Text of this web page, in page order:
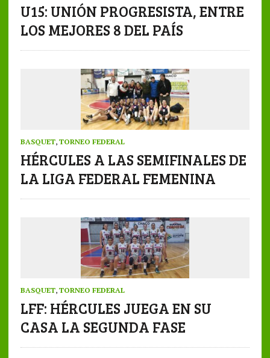
U15: UNIÓN PROGRESISTA, ENTRE
LOS MEJORES 8 DEL PAÍS
BASQUET, TORNEO FEDERAL
HÉRCULES A LAS SEMIFINALES DE
LA LIGA FEDERAL FEMENINA
BASQUET, TORNEO FEDERAL
LFF: HÉRCULES JUEGA EN SU
CASA LA SEGUNDA FASE